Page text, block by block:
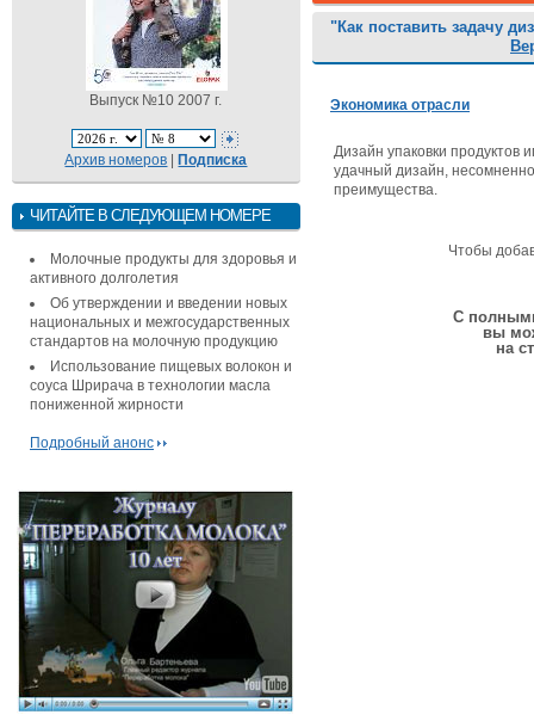
Выпуск №10 2007 г.
Архив номеров |Подписка
ЧИТАЙТЕ В СЛЕДУЮЩЕМ НОМЕРЕ
Молочные продукты для здоровья и
активного долголетия
Об утверждении и введении новых
национальных и межгосударственных
стандартов на молочную продукцию
Использование пищевых волокон и
соуса Шрирача в технологии масла
пониженной жирности
Подробный анонс
"Как поставить задачу
Экономика отрасли
Дизайн упаковки продуктов
удачный дизайн,
преимущества.
Чтобы
С
вы
на